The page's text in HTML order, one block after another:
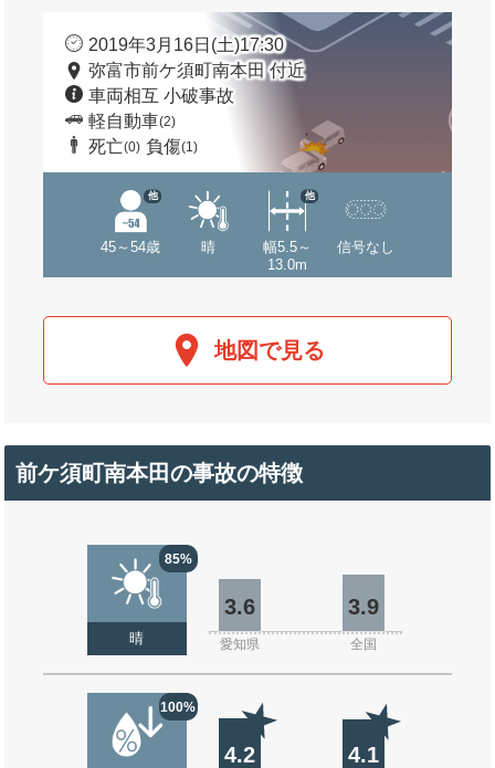
2019年3月16日(土)17:30
弥富市前ケ須町南本田 付近
車両相互 小破事故
軽自動車(2)
死亡(0) 負傷(1)
45～54歳
他
晴
幅5.5～
13.0m
他
信号なし
地図で見る
前ケ須町南本田の事故の特徴
85%
晴
3.6 3.9
愛知県 全国
100%
4.2 4.1